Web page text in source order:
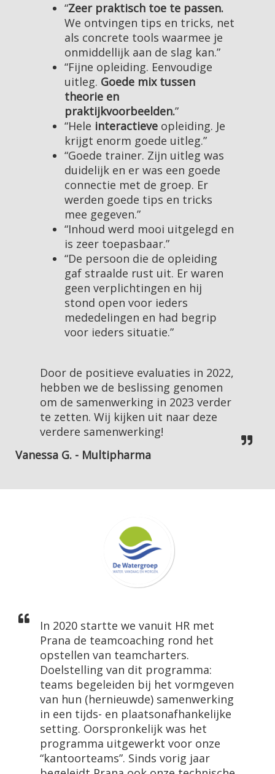
“Zeer praktisch toe te passen.
We ontvingen tips en tricks, net
als concrete tools waarmee je
onmiddellijk aan de slag kan.”
“Fijne opleiding. Eenvoudige
uitleg. Goede mix tussen
theorie en
praktijkvoorbeelden.”
“Hele interactieveopleiding. Je
krijgt enorm goede uitleg.”
“Goede trainer. Zijn uitleg was
duidelijk en er was een goede
connectie met de groep. Er
werden goede tips en tricks
mee gegeven.”
“Inhoud werd mooi uitgelegd en
is zeer toepasbaar.”
“De persoon die de opleiding
gaf straalde rust uit. Er waren
geen verplichtingen en hij
stond open voor ieders
mededelingen en had begrip
voor ieders situatie.”
Door de positieve evaluaties in 2022,
hebben we de beslissing genomen
om de samenwerking in 2023 verder
te zetten. Wij kijken uit naar deze
verdere samenwerking!
Vanessa G. - Multipharma
In 2020 startte we vanuit HR met
Prana de teamcoaching rond het
opstellen van teamcharters.
Doelstelling van dit programma:
teams begeleiden bij het vormgeven
van hun (hernieuwde) samenwerking
in een tijds- en plaatsonafhankelijke
setting. Oorspronkelijk was het
programma uitgewerkt voor onze
“kantoorteams”. Sinds vorig jaar